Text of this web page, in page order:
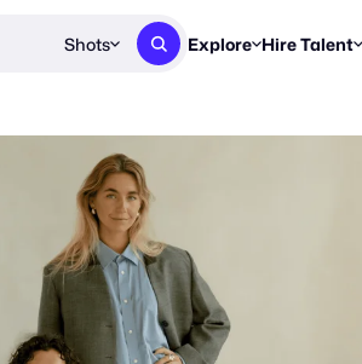
Shots Explore
Staff Picks
Hire Talent